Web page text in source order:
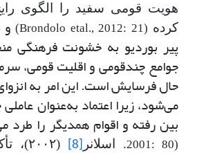
هویت قومی سفید را الگوی
کرده (Brondolo etal., 2012: 21)
پیر بوردیو به خشونت فرهنگی
جوامع چندقومی و اقلیت قومی،
حال فرسایش است. این امر به
می‌شود، زیرا اعتماد به‌عنوان
بین رفته و اقوام همدیگر را طرد
2001: 80). اسلانر [8]